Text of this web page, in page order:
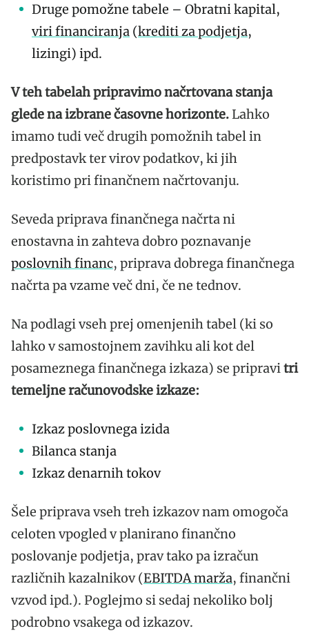
Druge pomožne tabele – Obratni kapital,
viri financiranja (krediti za podjetja,
lizingi) ipd.
V teh tabelah pripravimo načrtovana stanja
glede na izbrane časovne horizonte. Lahko
imamo tudi več drugih pomožnih tabel in
predpostavk ter virov podatkov, ki jih
koristimo pri finančnem načrtovanju.
Seveda priprava finančnega načrta ni
enostavna in zahteva dobro poznavanje
poslovnih financ, priprava dobrega finančnega
načrta pa vzame več dni, če ne tednov.
Na podlagi vseh prej omenjenih tabel (ki so
lahko v samostojnem zavihku ali kot del
posameznega finančnega izkaza) se pripravi tri
temeljne računovodske izkaze:
Izkaz poslovnega izida
Bilanca stanja
Izkaz denarnih tokov
Šele priprava vseh treh izkazov nam omogoča
celoten vpogled v planirano finančno
poslovanje podjetja, prav tako pa izračun
različnih kazalnikov (EBITDA marža, finančni
vzvod ipd.). Poglejmo si sedaj nekoliko bolj
podrobno vsakega od izkazov.